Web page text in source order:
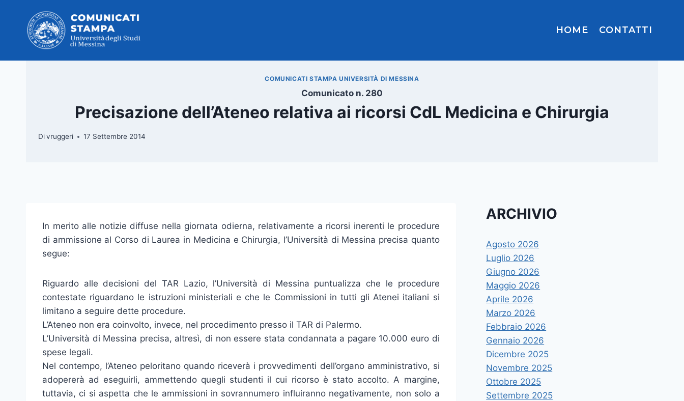
contenuto
HOME CONTATTI
COMUNICATI STAMPA UNIVERSITÀ DI MESSINA
Comunicato n. 280
Precisazione dell’Ateneo relativa ai ricorsi CdL Medicina e Chirurgia
Divruggeri 17 Settembre 2014
In merito alle notizie diffuse nella giornata odierna, relativamente a ricorsi inerenti le procedure
di ammissione al Corso di Laurea in Medicina e Chirurgia, l’Università di Messina precisa quanto
segue:
Riguardo alle decisioni del TAR Lazio, l’Università di Messina puntualizza che le procedure
contestate riguardano le istruzioni ministeriali e che le Commissioni in tutti gli Atenei italiani si
limitano a seguire dette procedure.
L’Ateneo non era coinvolto, invece, nel procedimento presso il TAR di Palermo.
L’Università di Messina precisa, altresì, di non essere stata condannata a pagare 10.000 euro di
spese legali.
Nel contempo, l’Ateneo peloritano quando riceverà i provvedimenti dell’organo amministrativo, si
adopererà ad eseguirli, ammettendo quegli studenti il cui ricorso è stato accolto. A margine,
tuttavia, ci si aspetta che le ammissioni in sovrannumero influiranno negativamente, non solo a
ARCHIVIO
Agosto 2026
Luglio 2026
Giugno 2026
Maggio 2026
Aprile 2026
Marzo 2026
Febbraio 2026
Gennaio 2026
Dicembre 2025
Novembre 2025
Ottobre 2025
Settembre 2025